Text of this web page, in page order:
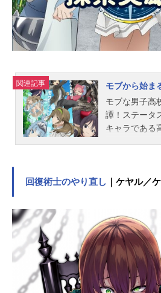
行男キャラク
沙子音楽...
関連記事
モブから始ま
モブな男子高
譚！ステータ
キャラである
稼ぎをするふ
ない金色のス
しつつも倒す
出せるサーバ
時価数億の激
決めて召喚す
ものとも思え
ルキリー)が
回復術士のやり直し ｜ケヤル／